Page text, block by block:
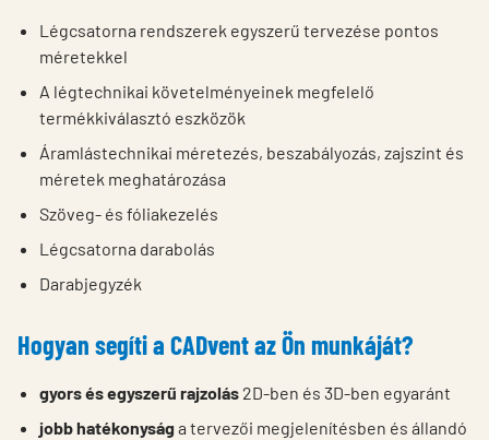
Légcsatorna rendszerek egyszerű tervezése pontos
méretekkel
A légtechnikai követelményeinek megfelelő
termékkiválasztó eszközök
Áramlástechnikai méretezés, beszabályozás, zajszint és
méretek meghatározása
Szöveg- és fóliakezelés
Légcsatorna darabolás
Darabjegyzék
Hogyan segíti a CADvent az Ön munkáját?
gyors és egyszerű rajzolás 2D-ben és 3D-ben egyaránt
jobb hatékonysága tervezői megjelenítésben és állandó